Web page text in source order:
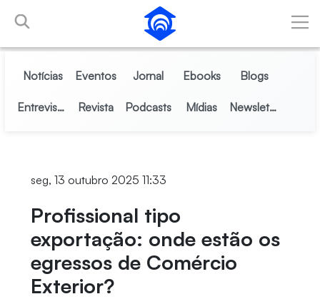
Pular para o Conteúdo principal
Notícias Eventos Jornal Ebooks Blogs
Entrevistas Revista Podcasts Mídias Newsletter
seg, 13 outubro 2025 11:33
Profissional tipo
exportação: onde estão os
egressos de Comércio
Exterior?